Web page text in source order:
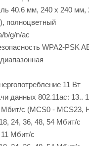
40.6 мм, 240 x 240 мм,
полноцветный
b/g/n/ac
WPA2-PSK
11 Вт
данных 802.11ac: 13..
Мбит/с (MCS0 - MCS23,
24, 36, 48, 54 Мбит/с
11 Мбит/с